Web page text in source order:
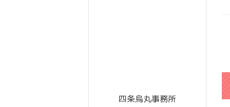
四条烏丸事務所